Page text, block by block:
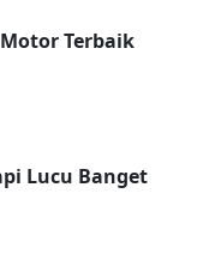
Terbaik
Lucu Banget